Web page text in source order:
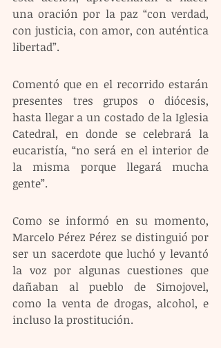
una oración por la paz “con verdad,
con justicia, con amor, con auténtica
libertad”.
Comentó que en el recorrido estarán
presentes tres grupos o diócesis,
hasta llegar a un costado de la Iglesia
Catedral, en donde se celebrará la
eucaristía, “no será en el interior de
la misma porque llegará mucha
gente”.
Como se informó en su momento,
Marcelo Pérez Pérez se distinguió por
ser un sacerdote que luchó y levantó
la voz por algunas cuestiones que
dañaban al pueblo de Simojovel,
como la venta de drogas, alcohol, e
incluso la prostitución.